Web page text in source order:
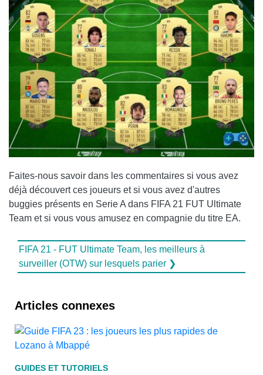
Faites-nous savoir dans les commentaires si vous avez
déjà découvert ces joueurs et si vous avez d'autres
buggies présents en Serie A dans FIFA 21 FUT Ultimate
Team et si vous vous amusez en compagnie du titre EA.
FIFA 21 - FUT Ultimate Team, les meilleurs à
surveiller (OTW) sur lesquels parier ❯
Articles connexes
GUIDES ET TUTORIELS